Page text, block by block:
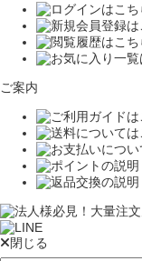
ご案内
閉じる